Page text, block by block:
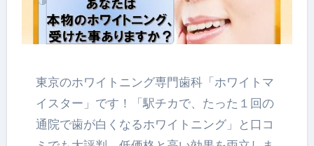
東京のホワイトニング専門歯科「ホワイトマ
イスター」です！「駅チカで、たった１回の
通院で歯が白くなるホワイトニング」
と口コ